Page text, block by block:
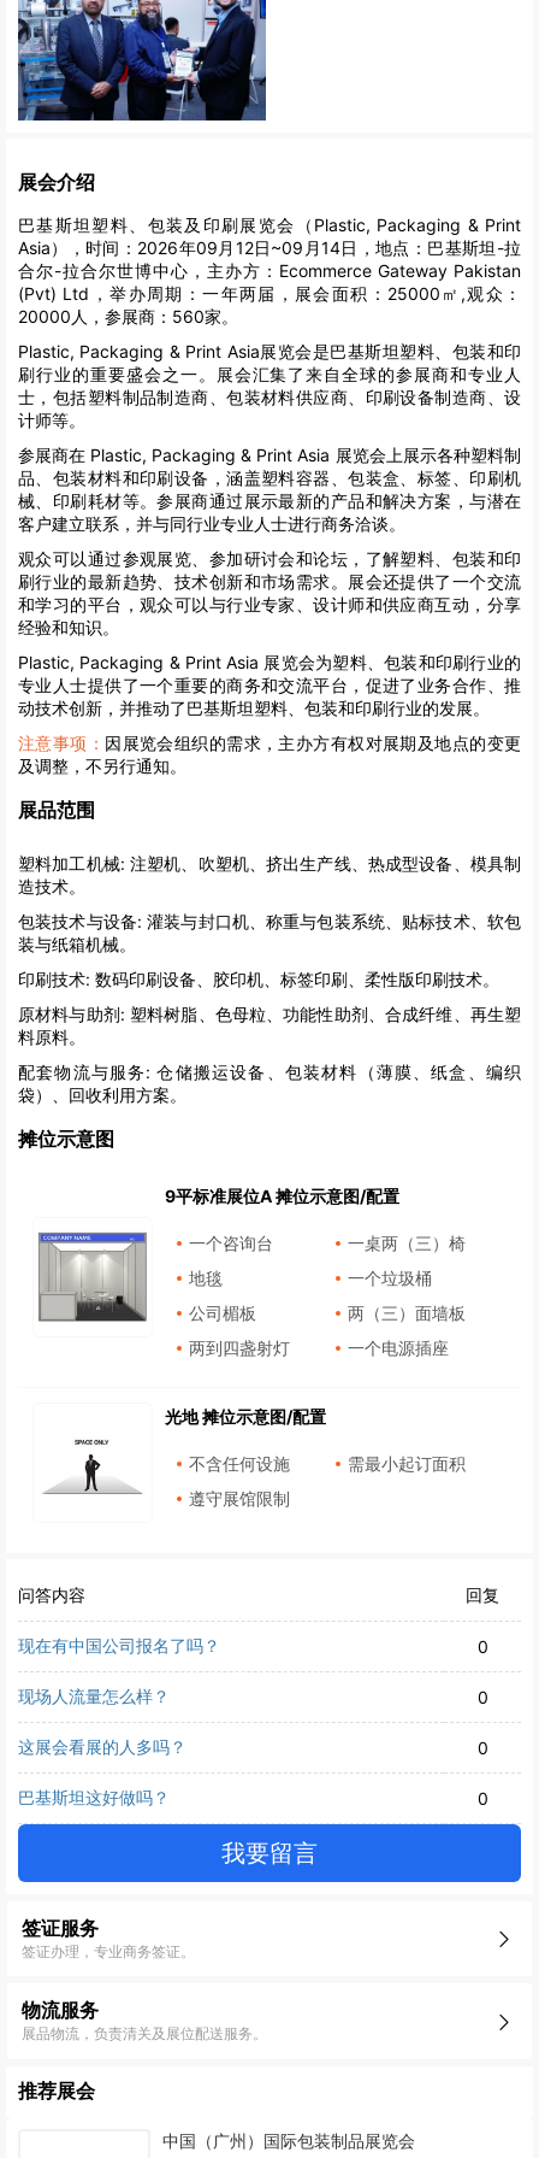
展会介绍
巴基斯坦塑料、包装及印刷展览会（Plastic, Packaging & Print
Asia），时间：2026年09月12日~09月14日，地点：巴基斯坦-拉
合尔-拉合尔世博中心，主办方：Ecommerce Gateway Pakistan
(Pvt) Ltd，举办周期：一年两届，展会面积：25000㎡,观众：
20000人，参展商：560家。
Plastic, Packaging & Print Asia展览会是巴基斯坦塑料、包装和印
刷行业的重要盛会之一。展会汇集了来自全球的参展商和专业人
士，包括塑料制品制造商、包装材料供应商、印刷设备制造商、设
计师等。
参展商在 Plastic, Packaging & Print Asia 展览会上展示各种塑料制
品、包装材料和印刷设备，涵盖塑料容器、包装盒、标签、印刷机
械、印刷耗材等。参展商通过展示最新的产品和解决方案，与潜在
客户建立联系，并与同行业专业人士进行商务洽谈。
观众可以通过参观展览、参加研讨会和论坛，了解塑料、包装和印
刷行业的最新趋势、技术创新和市场需求。展会还提供了一个交流
和学习的平台，观众可以与行业专家、设计师和供应商互动，分享
经验和知识。
Plastic, Packaging & Print Asia 展览会为塑料、包装和印刷行业的
专业人士提供了一个重要的商务和交流平台，促进了业务合作、推
动技术创新，并推动了巴基斯坦塑料、包装和印刷行业的发展。
注意事项： 因展览会组织的需求，主办方有权对展期及地点的变更
及调整，不另行通知。
展品范围
塑料加工机械: 注塑机、吹塑机、挤出生产线、热成型设备、模具制
造技术。
包装技术与设备: 灌装与封口机、称重与包装系统、贴标技术、软包
装与纸箱机械。
印刷技术: 数码印刷设备、胶印机、标签印刷、柔性版印刷技术。
原材料与助剂: 塑料树脂、色母粒、功能性助剂、合成纤维、再生塑
料原料。
配套物流与服务: 仓储搬运设备、包装材料（薄膜、纸盒、编织
袋）、回收利用方案。
摊位示意图
9平标准展位A 摊位示意图/配置
一个咨询台
一桌两（三）椅
地毯
一个垃圾桶
公司楣板
两（三）面墙板
两到四盏射灯
一个电源插座
光地 摊位示意图/配置
不含任何设施
需最小起订面积
遵守展馆限制
问答内容 回复
现在有中国公司报名了吗？ 0
现场人流量怎么样？ 0
这展会看展的人多吗？ 0
巴基斯坦这好做吗？ 0
我要留言
签证服务
签证办理，专业商务签证。
物流服务
展品物流，负责清关及展位配送服务。
推荐展会
中国（广州）国际包装制品展览会